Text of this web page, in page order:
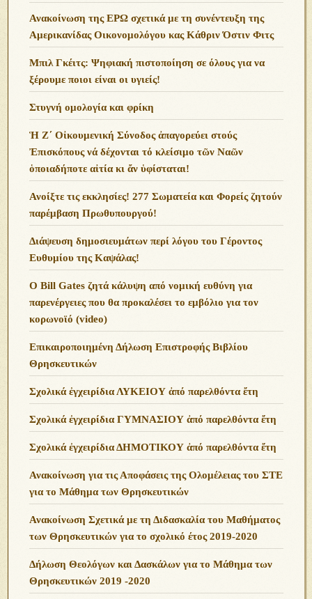
Ανακοίνωση της ΕΡΩ σχετικά με τη συνέντευξη της
Αμερικανίδας Οικονομολόγου κας Κάθριν Όστιν Φιτς
Μπιλ Γκέιτς: Ψηφιακή πιστοποίηση σε όλους για να
ξέρουμε ποιοι είναι οι υγιείς!
Στυγνή ομολογία και φρίκη
Ἡ Ζ΄ Οἰκουμενική Σύνοδος ἀπαγορεύει στούς
Ἐπισκόπους νά δέχονται τό κλείσιμο τῶν Ναῶν
ὁποιαδήποτε αἰτία κι ἄν ὑφίσταται!
Ανoίξτε τις εκκλησίες! 277 Σωματεία και Φορείς ζητούν
παρέμβαση Πρωθυπουργού!
Διάψευση δημοσιευμάτων περί λόγου του Γέροντος
Ευθυμίου της Καψάλας!
O Bill Gates ζητά κάλυψη από νομική ευθύνη για
παρενέργειες που θα προκαλέσει το εμβόλιο για τον
κορωνοϊό (video)
Επικαιροποιημένη Δήλωση Επιστροφής Βιβλίου
Θρησκευτικών
Σχολικά ἐγχειρίδια ΛΥΚΕΙΟΥ ἀπό παρελθόντα ἔτη
Σχολικά ἐγχειρίδια ΓΥΜΝΑΣΙΟΥ ἀπό παρελθόντα ἔτη
Σχολικά ἐγχειρίδια ΔΗΜΟΤΙΚΟΥ ἀπό παρελθόντα ἔτη
Ανακοίνωση για τις Αποφάσεις της Ολομέλειας του ΣΤΕ
για το Μάθημα των Θρησκευτικών
Ανακοίνωση Σχετικά με τη Διδασκαλία του Μαθήματος
των Θρησκευτικών για το σχολικό έτος 2019-2020
Δήλωση Θεολόγων και Δασκάλων για το Μάθημα των
Θρησκευτικών 2019 -2020